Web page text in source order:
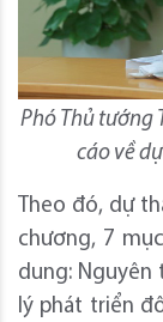
Phó Thủ tướng
cáo về
Theo đó, dự
chương, 7
dung: Nguyên
lý phát triển